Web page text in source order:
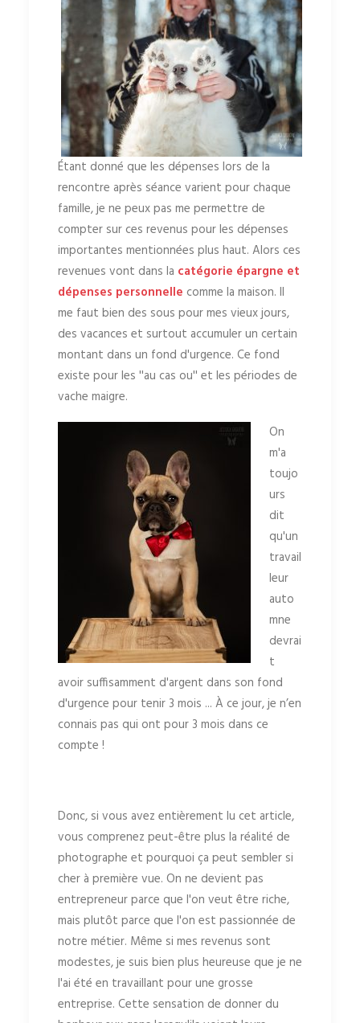
Étant donné que les dépenses lors de la
rencontre après séance varient pour chaque
famille, je ne peux pas me permettre de
compter sur ces revenus pour les dépenses
importantes mentionnées plus haut. Alors ces
revenues vont dans la catégorie épargne et
dépenses personnelle comme la maison. Il
me faut bien des sous pour mes vieux jours,
des vacances et surtout accumuler un certain
montant dans un fond d'urgence. Ce fond
existe pour les ''au cas ou'' et les périodes de
vache maigre.
On
m'a
toujo
urs
dit
qu'un
travail
leur
auto
mne
devrai
t
avoir suffisamment d'argent dans son fond
d'urgence pour tenir 3 mois ... À ce jour, je n’en
connais pas qui ont pour 3 mois dans ce
compte !
Donc, si vous avez entièrement lu cet article,
vous comprenez peut-être plus la réalité de
photographe et pourquoi ça peut sembler si
cher à première vue. On ne devient pas
entrepreneur parce que l'on veut être riche,
mais plutôt parce que l'on est passionnée de
notre métier. Même si mes revenus sont
modestes, je suis bien plus heureuse que je ne
l'ai été en travaillant pour une grosse
entreprise. Cette sensation de donner du